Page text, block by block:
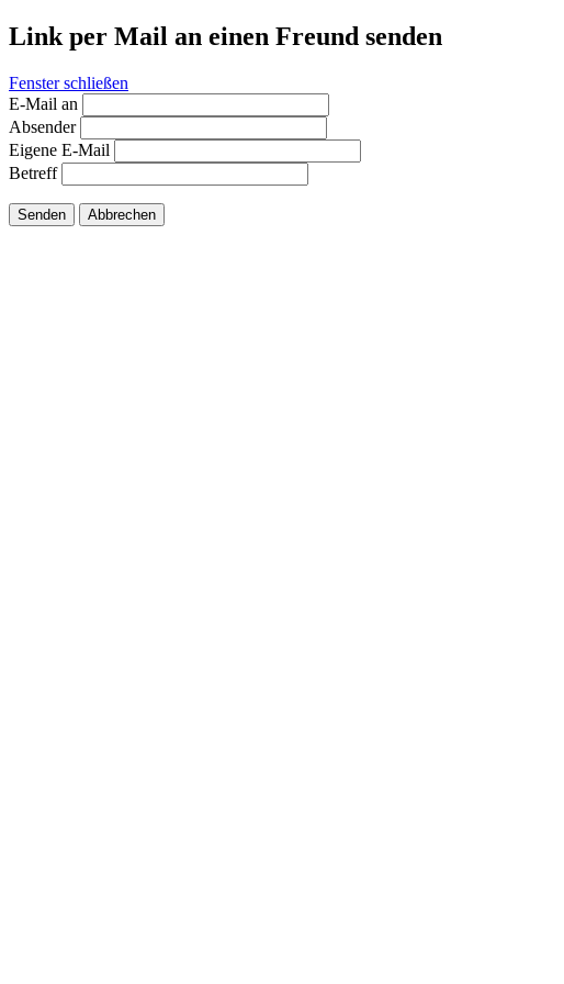
Link per Mail an einen Freund senden
Fenster schließen
E-Mail an
Absender
Eigene E-Mail
Betreff
Senden Abbrechen